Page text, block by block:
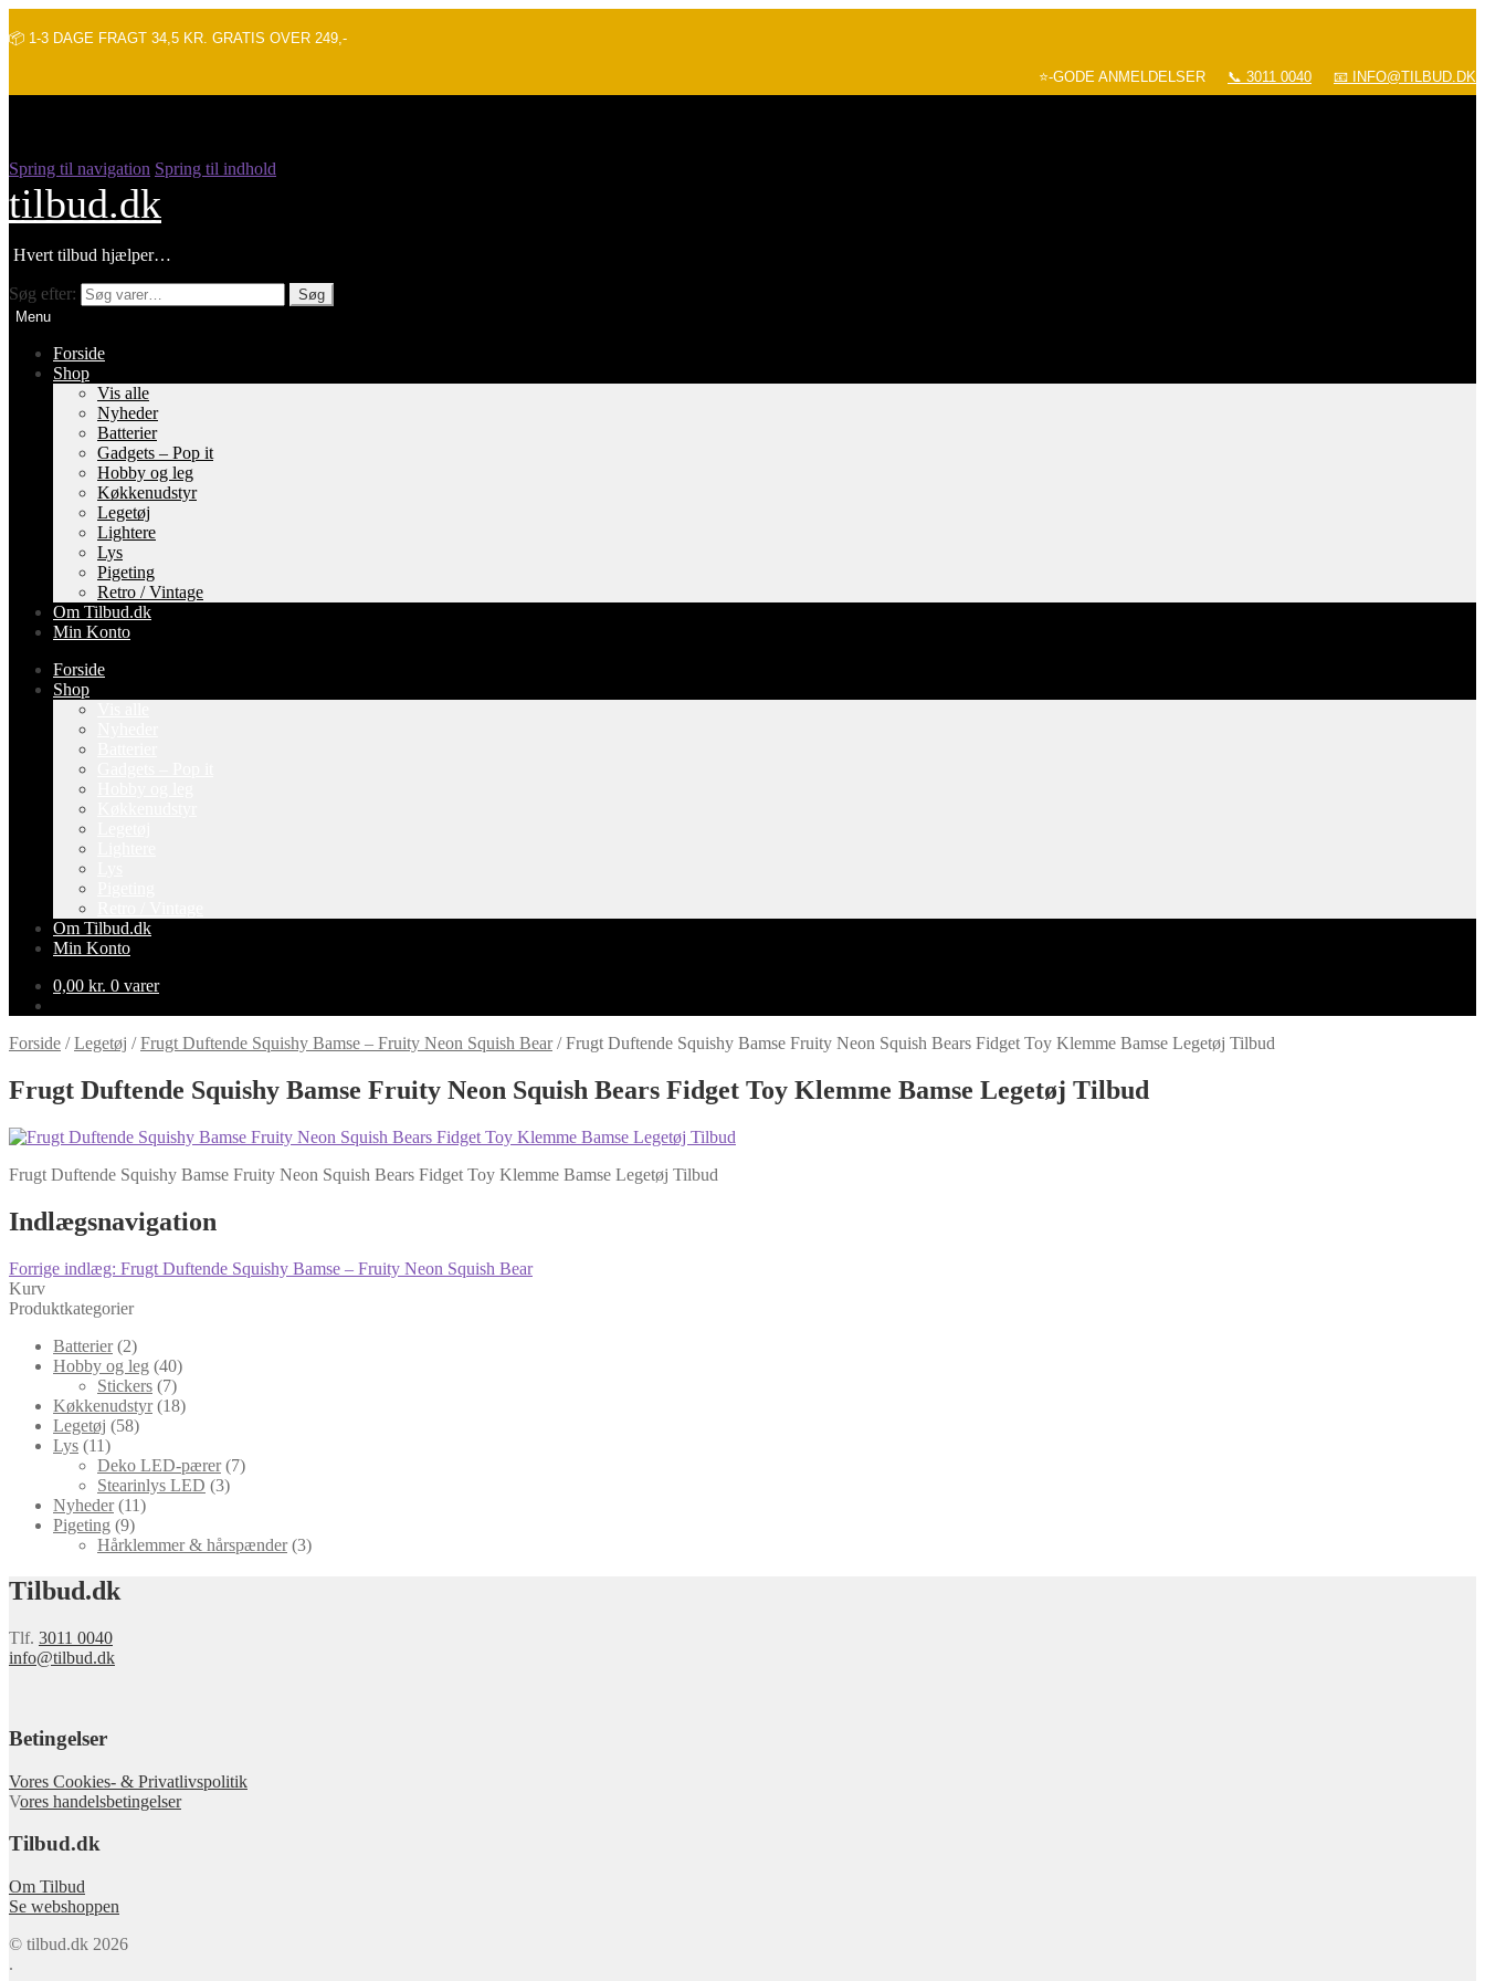
📦 1-3 DAGE FRAGT 34,5 KR. GRATIS OVER 249,-
⭐-GODE ANMELDELSER 📞 3011 0040 📧 INFO@TILBUD.DK
Spring til navigation Spring til indhold
tilbud.dk
Hvert tilbud hjælper…
Søg efter:
Søg
Menu
Forside
Shop
Vis alle
Nyheder
Batterier
Gadgets – Pop it
Hobby og leg
Køkkenudstyr
Legetøj
Lightere
Lys
Pigeting
Retro / Vintage
Om Tilbud.dk
Min Konto
Forside
Shop
Om Tilbud.dk
Min Konto
0,00 kr. 0 varer
Forside /Legetøj /Frugt Duftende Squishy Bamse – Fruity Neon Squish Bear/Frugt Duftende Squishy Bamse Fruity Neon Squish Bears Fidget Toy Klemme Bamse Legetøj Tilbud
Frugt Duftende Squishy Bamse Fruity Neon Squish Bears Fidget Toy Klemme Bamse Legetøj Tilbud
Frugt Duftende Squishy Bamse Fruity Neon Squish Bears Fidget Toy Klemme Bamse Legetøj Tilbud
Indlægsnavigation
Forrige indlæg: Frugt Duftende Squishy Bamse – Fruity Neon Squish Bear
Kurv
Produktkategorier
Batterier (2)
Hobby og leg (40)
Stickers (7)
Køkkenudstyr (18)
Legetøj (58)
Lys (11)
Deko LED-pærer (7)
Stearinlys LED (3)
Nyheder (11)
Pigeting (9)
Hårklemmer & hårspænder (3)
Tilbud.dk
Tlf. 3011 0040
info@tilbud.dk
Betingelser
Vores Cookies- & Privatlivspolitik
Vores handelsbetingelser
Tilbud.dk
Om Tilbud
Se webshoppen
© tilbud.dk 2026
.